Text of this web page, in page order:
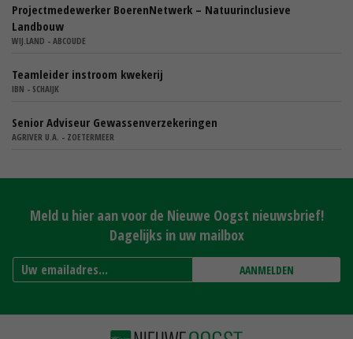
Projectmedewerker BoerenNetwerk – Natuurinclusieve
Landbouw
WIJ.LAND - ABCOUDE
Teamleider instroom kwekerij
IBN - SCHAIJK
Senior Adviseur Gewassenverzekeringen
AGRIVER U.A. - ZOETERMEER
Meld u hier aan voor de Nieuwe Oogst nieuwsbrief!
Dagelijks in uw mailbox
AANMELDEN